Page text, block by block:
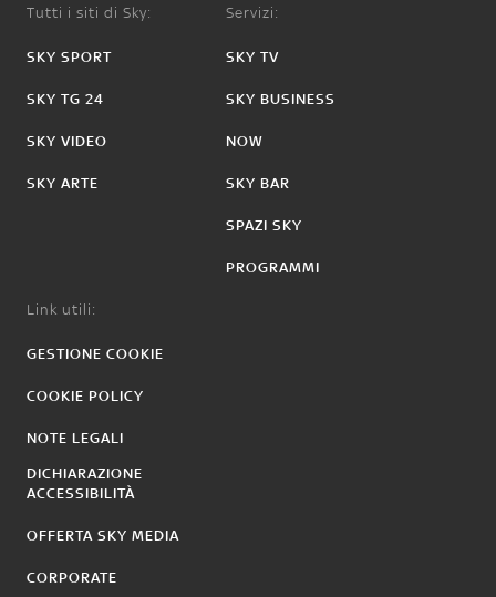
Tutti i siti di Sky:
SKY SPORT
SKY TG 24
SKY VIDEO
SKY ARTE
Servizi:
SKY TV
SKY BUSINESS
NOW
SKY BAR
SPAZI SKY
PROGRAMMI
Link utili:
GESTIONE COOKIE
COOKIE POLICY
NOTE LEGALI
DICHIARAZIONE
ACCESSIBILITÀ
OFFERTA SKY MEDIA
CORPORATE